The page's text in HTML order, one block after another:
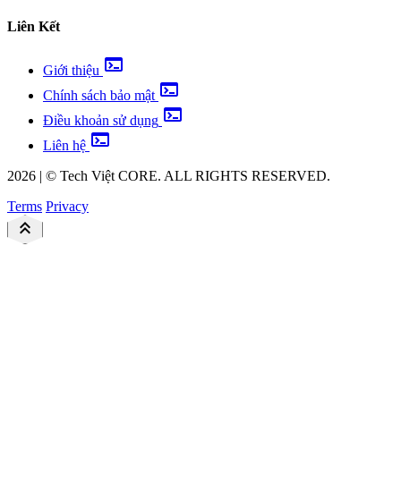
Liên Kết
Giới thiệu terminal
Chính sách bảo mật terminal
Điều khoản sử dụng terminal
Liên hệ terminal
2026 | © Tech Việt CORE. ALL RIGHTS RESERVED.
Terms Privacy
keyboard_double_arrow_up